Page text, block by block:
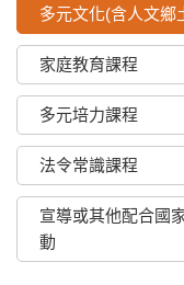
多元文化(含人文鄉
家庭教育課程
多元培力課程
法令常識課程
宣導或其他配合國
動